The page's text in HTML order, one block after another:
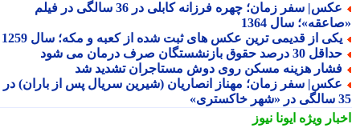
عکس| سفر زمان؛ چهره فرزانه کابلی در 36 سالگی در فیلم
سال 1364
از قدیمی ترین عکس های ثبت شده از کعبه و مکه؛ سال 1259
30 درصد حقوق بازنشستگان صرف درمان می شود
هزینه مسکن روی دوش مستاجران تشدید شد
سفر زمان؛ مهناز انصاریان (شیرین سریال پس از باران) در
ویژهایونا نیوز